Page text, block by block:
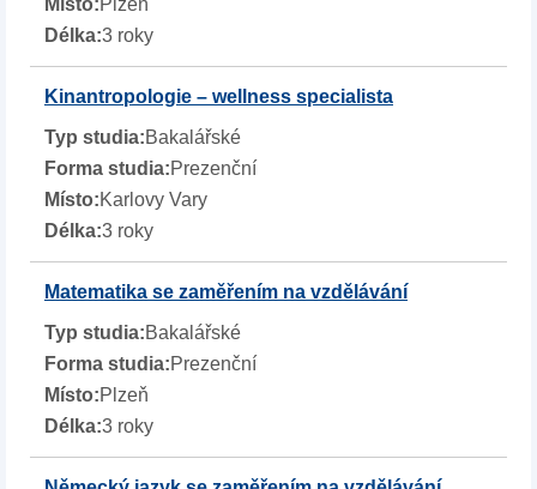
Plzeň
3 roky
Kinantropologie – wellness specialista
Bakalářské
Prezenční
Karlovy Vary
3 roky
Matematika se zaměřením na vzdělávání
Bakalářské
Prezenční
Plzeň
3 roky